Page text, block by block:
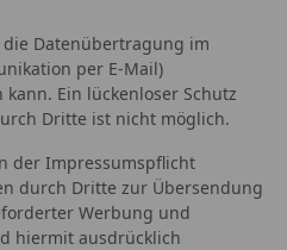
Datenübertragung im
per E-Mail)
Ein lückenloser Schutz
Dritte ist nicht möglich.
der Impressumspflicht
durch Dritte zur Übersendung
Werbung und
hiermit ausdrücklich